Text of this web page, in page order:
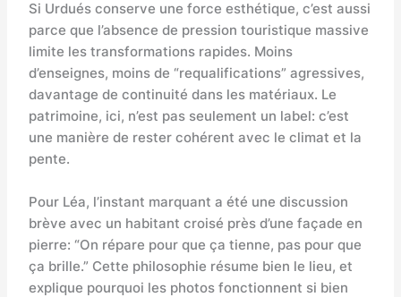
Si Urdués conserve une force esthétique, c’est aussi
parce que l’absence de pression touristique massive
limite les transformations rapides. Moins
d’enseignes, moins de “requalifications” agressives,
davantage de continuité dans les matériaux. Le
patrimoine, ici, n’est pas seulement un label: c’est
une manière de rester cohérent avec le climat et la
pente.
Pour Léa, l’instant marquant a été une discussion
brève avec un habitant croisé près d’une façade en
pierre: “On répare pour que ça tienne, pas pour que
ça brille.” Cette philosophie résume bien le lieu, et
explique pourquoi les photos fonctionnent si bien